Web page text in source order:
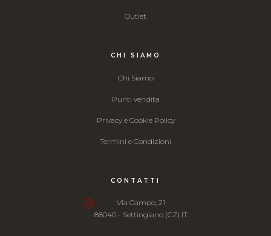
Outlet
CHI SIAMO
Chi Siamo
Punti vendita
Privacy e Cookie Policy
Termini e Condizioni
CONTATTI
Via Campo, 21
88040 - Settingiano (CZ) IT